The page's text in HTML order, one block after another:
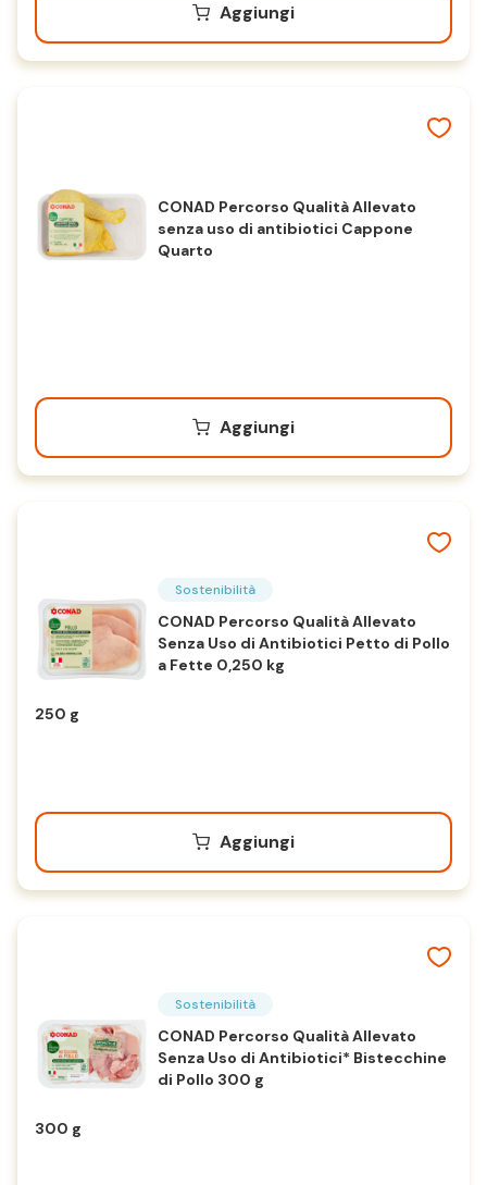
Aggiungi
CONAD Percorso Qualità Allevato
senza uso di antibiotici Cappone
Quarto
Aggiungi
Sostenibilità
CONAD Percorso Qualità Allevato
Senza Uso di Antibiotici Petto di Pollo
a Fette 0,250 kg
250 g
Aggiungi
Sostenibilità
CONAD Percorso Qualità Allevato
Senza Uso di Antibiotici* Bistecchine
di Pollo 300 g
300 g